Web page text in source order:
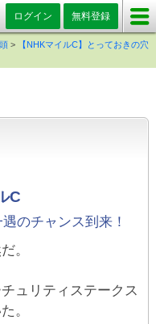
ログイン 無料登録
>
【NHKマイルC】とっておきの穴
C
のチャンス到来！
。
ュリティステークス
。